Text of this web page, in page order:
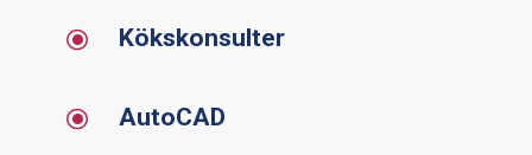
\ Kökskonsulter
\ AutoCAD